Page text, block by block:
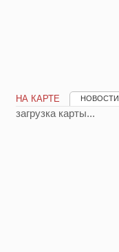
НА КАРТЕ НОВОСТИ
загрузка карты...